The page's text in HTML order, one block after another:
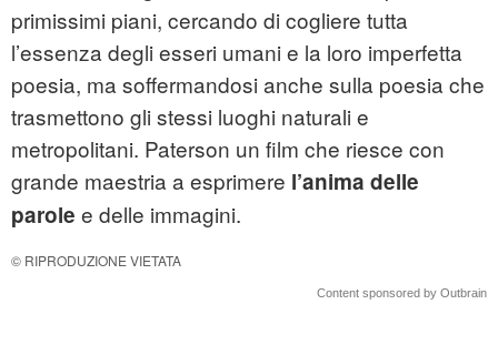
primissimi piani, cercando di cogliere tutta
l’essenza degli esseri umani e la loro imperfetta
poesia, ma soffermandosi anche sulla poesia che
trasmettono gli stessi luoghi naturali e
metropolitani. Paterson un film che riesce con
grande maestria a esprimere l’anima delle
parole e delle immagini.
© RIPRODUZIONE VIETATA
Content sponsored by Outbrain